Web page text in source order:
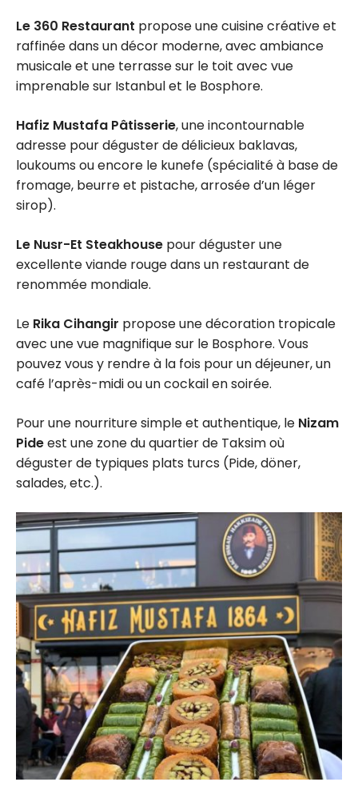
Le 360 Restaurant propose une cuisine créative et
raffinée dans un décor moderne, avec ambiance
musicale et une terrasse sur le toit avec vue
imprenable sur Istanbul et le Bosphore.
Hafiz Mustafa Pâtisserie, une incontournable
adresse pour déguster de délicieux baklavas,
loukoums ou encore le kunefe (spécialité à base de
fromage, beurre et pistache, arrosée d’un léger
sirop).
Le Nusr-Et Steakhouse pour déguster une
excellente viande rouge dans un restaurant de
renommée mondiale.
Le Rika Cihangir propose une décoration tropicale
avec une vue magnifique sur le Bosphore. Vous
pouvez vous y rendre à la fois pour un déjeuner, un
café l’après-midi ou un cockail en soirée.
Pour une nourriture simple et authentique, le Nizam
Pideest une zone du quartier de Taksim où
déguster de typiques plats turcs (Pide, döner,
salades, etc.).